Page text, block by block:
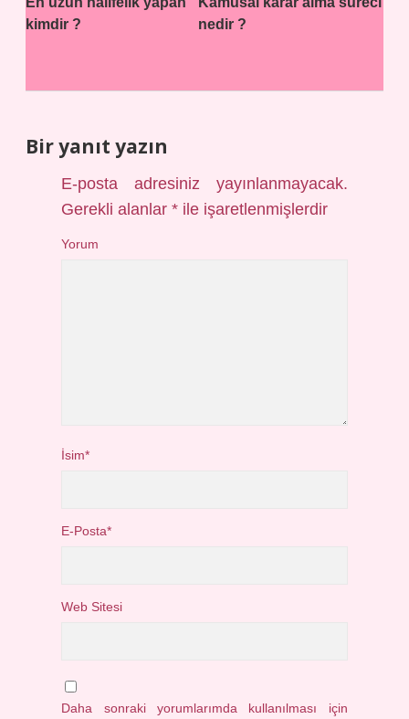
kimdir ?
nedir ?
Bir yanıt yazın
E-posta adresiniz yayınlanmayacak.
Gerekli alanlar* ile işaretlenmişlerdir
Yorum
İsim*
E-Posta*
Web Sitesi
Daha sonraki yorumlarımda kullanılması için